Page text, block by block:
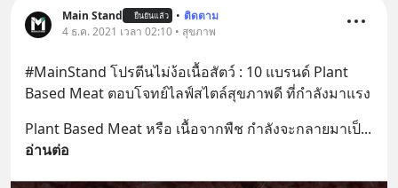
Main Stand ยืนยันแล้ว • ติดตาม
4 ธ.ค. 2021 เวลา 02:10 • สุขภาพ
#MainStand โปรตีนไม่ง้อเนื้อสัตว์ : 10 แบรนด์ Plant
Based Meat ตอบโจทย์ไลฟ์สไตล์สุขภาพดี ที่กำลังมาแรง
Plant Based Meat หรือ เนื้อจากพืช กำลังจะกลายมาเป็
อ่านต่อ